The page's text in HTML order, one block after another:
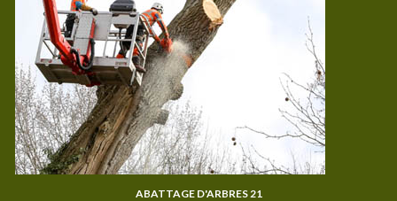
ABATTAGE D'ARBRES 21